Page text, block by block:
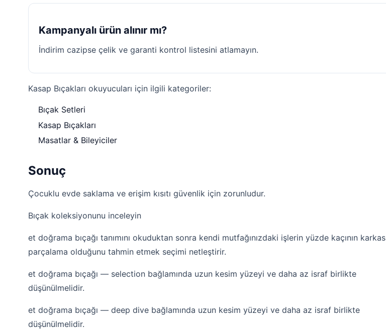
Kampanyalı ürün alınır mı?
İndirim cazipse çelik ve garanti kontrol listesini atlamayın.
Kasap Bıçakları okuyucuları için ilgili kategoriler:
Bıçak Setleri
Kasap Bıçakları
Masatlar & Bileyiciler
Sonuç
Çocuklu evde saklama ve erişim kısıtı güvenlik için zorunludur.
Bıçak koleksiyonunu inceleyin
et doğrama bıçağı tanımını okuduktan sonra kendi mutfağınızdaki işlerin yüzde kaçının karkas
parçalama olduğunu tahmin etmek seçimi netleştirir.
et doğrama bıçağı — selection bağlamında uzun kesim yüzeyi ve daha az israf birlikte
düşünülmelidir.
et doğrama bıçağı — deep dive bağlamında uzun kesim yüzeyi ve daha az israf birlikte
düşünülmelidir.